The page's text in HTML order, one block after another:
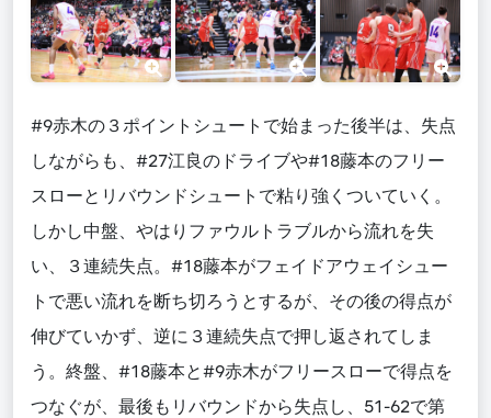
#9赤木の３ポイントシュートで始まった後半は、失点
しながらも、#27江良のドライブや#18藤本のフリー
スローとリバウンドシュートで粘り強くついていく。
しかし中盤、やはりファウルトラブルから流れを失
い、３連続失点。#18藤本がフェイドアウェイシュー
トで悪い流れを断ち切ろうとするが、その後の得点が
伸びていかず、逆に３連続失点で押し返されてしま
う。終盤、#18藤本と#9赤木がフリースローで得点を
つなぐが、最後もリバウンドから失点し、51-62で第